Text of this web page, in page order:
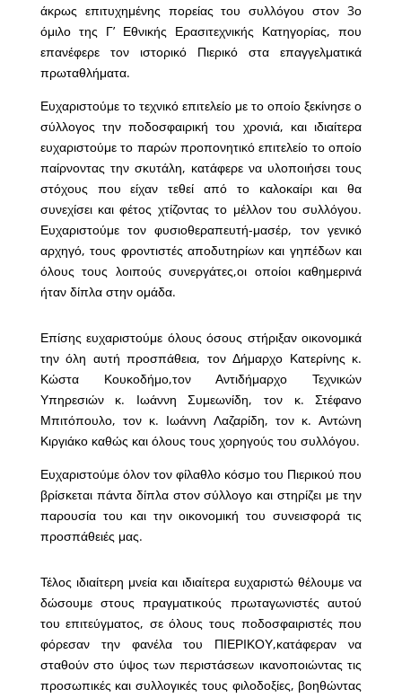
άκρως επιτυχημένης πορείας του συλλόγου στον 3ο
όμιλο της Γ’ Εθνικής Ερασιτεχνικής Κατηγορίας, που
επανέφερε τον ιστορικό Πιερικό στα επαγγελματικά
πρωταθλήματα.
Ευχαριστούμε το τεχνικό επιτελείο με το οποίο ξεκίνησε ο
σύλλογος την ποδοσφαιρική του χρονιά, και ιδιαίτερα
ευχαριστούμε το παρών προπονητικό επιτελείο το οποίο
παίρνοντας την σκυτάλη, κατάφερε να υλοποιήσει τους
στόχους που είχαν τεθεί από το καλοκαίρι και θα
συνεχίσει και φέτος χτίζοντας το μέλλον του συλλόγου.
Ευχαριστούμε τον φυσιοθεραπευτή-μασέρ, τον γενικό
αρχηγό, τους φροντιστές αποδυτηρίων και γηπέδων και
όλους τους λοιπούς συνεργάτες,οι οποίοι καθημερινά
ήταν δίπλα στην ομάδα.
Επίσης ευχαριστούμε όλους όσους στήριξαν οικονομικά
την όλη αυτή προσπάθεια, τον Δήμαρχο Κατερίνης κ.
Κώστα Κουκοδήμο,τον Αντιδήμαρχο Τεχνικών
Υπηρεσιών κ. Ιωάννη Συμεωνίδη, τον κ. Στέφανο
Μπιτόπουλο, τον κ. Ιωάννη Λαζαρίδη, τον κ. Αντώνη
Κιργιάκο καθώς και όλους τους χορηγούς του συλλόγου.
Ευχαριστούμε όλον τον φίλαθλο κόσμο του Πιερικού που
βρίσκεται πάντα δίπλα στον σύλλογο και στηρίζει με την
παρουσία του και την οικονομική του συνεισφορά τις
προσπάθειές μας.
Τέλος ιδιαίτερη μνεία και ιδιαίτερα ευχαριστώ θέλουμε να
δώσουμε στους πραγματικούς πρωταγωνιστές αυτού
του επιτεύγματος, σε όλους τους ποδοσφαιριστές που
φόρεσαν την φανέλα του ΠΙΕΡΙΚΟΥ,κατάφεραν να
σταθούν στο ύψος των περιστάσεων ικανοποιώντας τις
προσωπικές και συλλογικές τους φιλοδοξίες, βοηθώντας